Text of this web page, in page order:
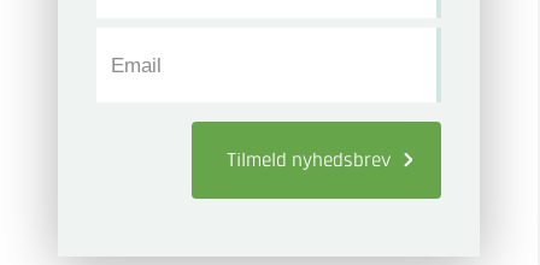
Email
Tilmeld nyhedsbrev